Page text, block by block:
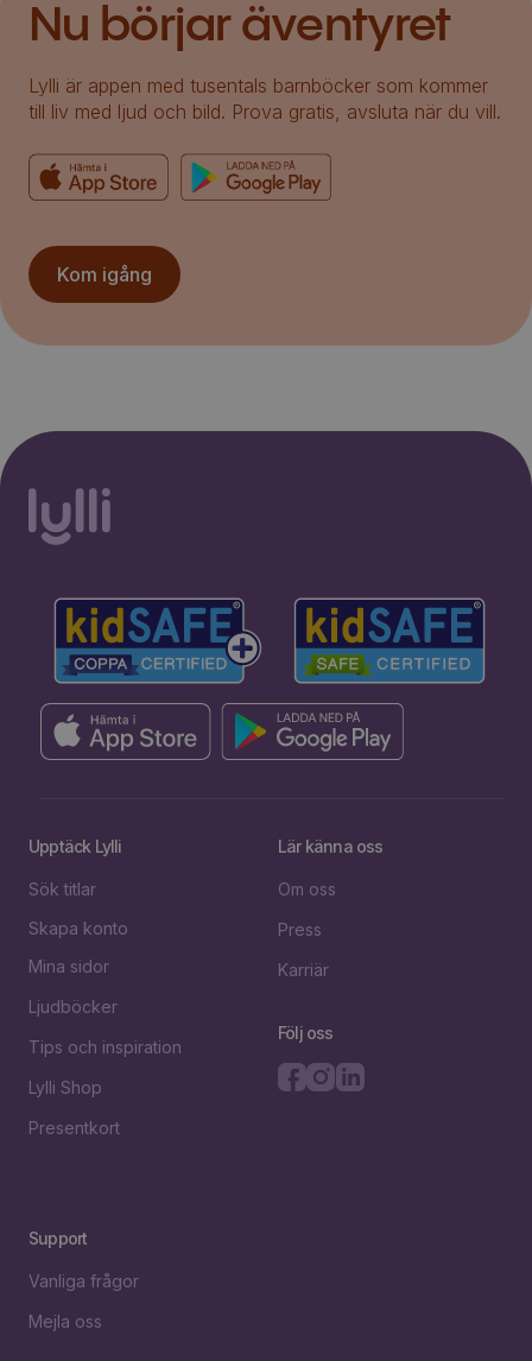
Nu börjar äventyret
Lylli är appen med tusentals barnböcker som kommer
till liv med ljud och bild. Prova gratis, avsluta när du vill.
Kom igång
Upptäck Lylli
Sök titlar
Skapa konto
Mina sidor
Ljudböcker
Tips och inspiration
Lylli Shop
Presentkort
Lär känna oss
Om oss
Press
Karriär
Följ oss
Support
Vanliga frågor
Mejla oss